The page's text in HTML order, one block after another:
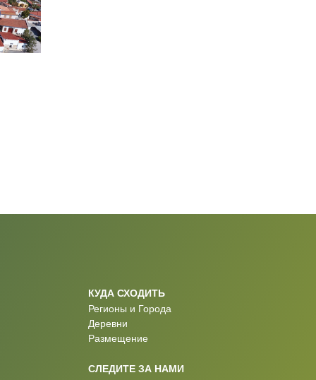
КУДА СХОДИТЬ
Регионы и Города
Деревни
Размещение
СЛЕДИТЕ ЗА НАМИ